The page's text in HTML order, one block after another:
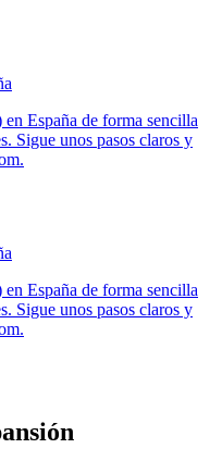
España de forma sencilla
Sigue unos pasos claros y
España de forma sencilla
Sigue unos pasos claros y